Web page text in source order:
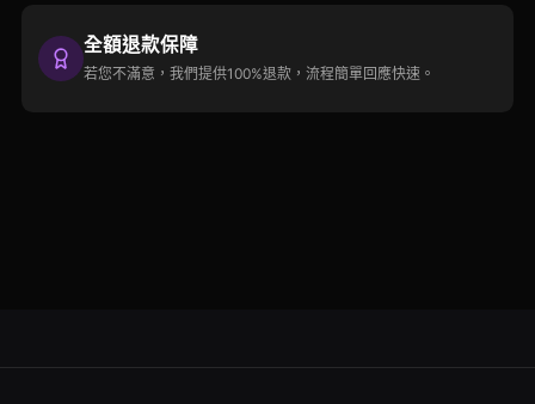
全額退款保障
若您不滿意，我們提供100%退款，流程簡單回應快速。